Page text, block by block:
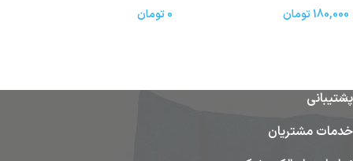
180,000تومان
0تومان
پشتیبانی
خدمات مشتریان